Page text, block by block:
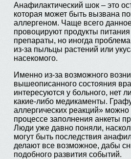
Анафилактический шок – это
которая может быть вызвана
аллергеном. Чаще всего
провоцируют продукты
препараты, но иногда
из-за пыльцы растений или
насекомого.
Именно из-за возможного
вышеописанного состояния
интересуются у больного, нет
какие-либо медикаменты.
аллергических реакций» можно
процессе заполнения анкеты
Люди уже давно поняли,
могут быть последствия
делают все возможное, дабы
подобного развития событий.